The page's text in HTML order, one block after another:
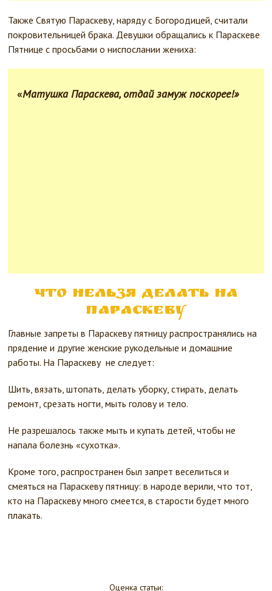
Также Святую Параскеву, наряду с Богородицей, считали
покровительницей брака. Девушки обращались к Параскеве
Пятнице с просьбами о ниспослании жениха:
«Матушка Параскева, отдай замуж поскорее!»
Что нельзя делать на
Параскеву
Главные запреты в Параскеву пятницу распространялись на
прядение и другие женские рукодельные и домашние
работы. На Параскеву не следует:
Шить, вязать, штопать, делать уборку, стирать, делать
ремонт, срезать ногти, мыть голову и тело.
Не разрешалось также мыть и купать детей, чтобы не
напала болезнь «сухотка».
Кроме того, распространен был запрет веселиться и
смеяться на Параскеву пятницу: в народе верили, что тот,
кто на Параскеву много смеется, в старости будет много
плакать.
Оценка статьи: